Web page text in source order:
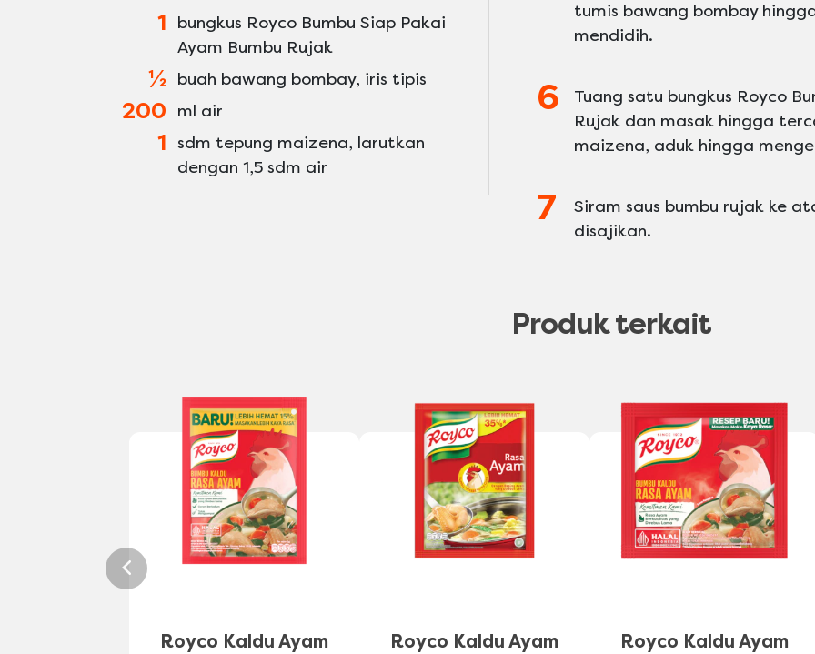
1
bungkus Royco Bumbu Siap Pakai
Ayam Bumbu Rujak
½ buah bawang bombay, iris tipis
200 ml air
1 sdm tepung maizena, larutkan
dengan 1,5 sdm air
tumis bawang bombay
mendidih.
Tuang satu bungkus Royco
Rujak dan masak hingga
maizena, aduk hingga
Siram saus bumbu rujak ke
disajikan.
Produk terkait
Royco Kaldu Ayam
Royco Kaldu Ayam
Royco Kaldu Ayam